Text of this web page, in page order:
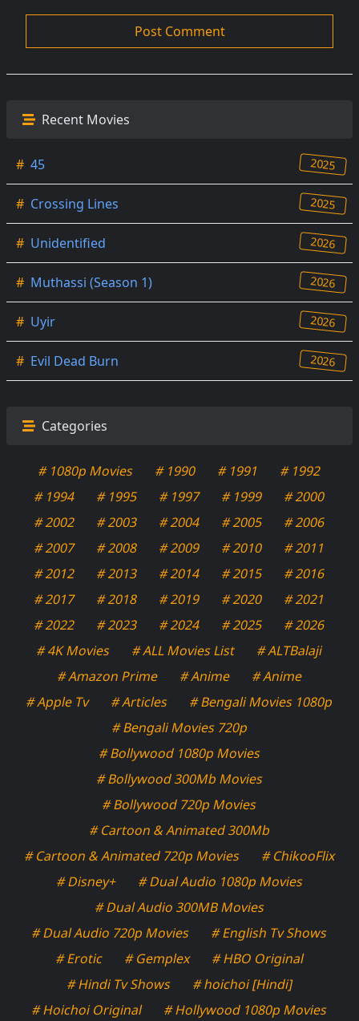
Recent Movies
# 45 2025
# Crossing Lines 2025
# Unidentified 2026
# Muthassi (Season 1) 2026
# Uyir 2026
# Evil Dead Burn 2026
Categories
# 1080p Movies # 1990 # 1991
# 1992
# 1994
# 1995 # 1997 # 1999
# 2000
# 2002
# 2003 # 2004 # 2005
# 2006
# 2007
# 2008 # 2009 # 2010
# 2011
# 2012
# 2013 # 2014 # 2015
# 2016
# 2017
# 2018 # 2019 # 2020
# 2021
# 2022
# 2023 # 2024 # 2025
# 2026
# 4K Movies
# ALL Movies List
# ALTBalaji
# Amazon Prime
# Anime
# Anime
# Apple Tv
# Articles
# Bengali Movies 1080p
# Bengali Movies 720p
# Bollywood 1080p Movies
# Bollywood 300Mb Movies
# Bollywood 720p Movies
# Cartoon & Animated 300Mb
# Cartoon & Animated 720p Movies
# ChikooFlix
# Disney+
# Dual Audio 1080p Movies
# Dual Audio 300MB Movies
# Dual Audio 720p Movies
# English Tv Shows
# Erotic
# Gemplex
# HBO Original
# Hindi Tv Shows
# hoichoi [Hindi]
# Hoichoi Original
# Hollywood 1080p Movies